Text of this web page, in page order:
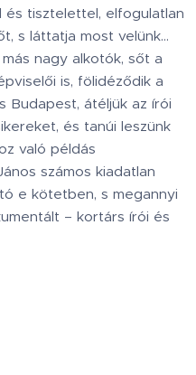
tisztelettel, elfogulatlan
s láttatja most velünk…
nagy alkotók, sőt a
is, fölidéződik a
Budapest, átéljük az írói
és tanúi leszünk
való példás
számos kiadatlan
e kötetben, s megannyi
– kortárs írói és